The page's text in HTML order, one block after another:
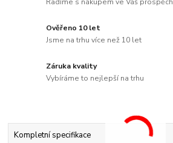
Ověřeno 10 let
Jsme na trhu více než 10 let
Záruka kvality
Vybíráme to nejlepší na trhu
Kompletní specifikace